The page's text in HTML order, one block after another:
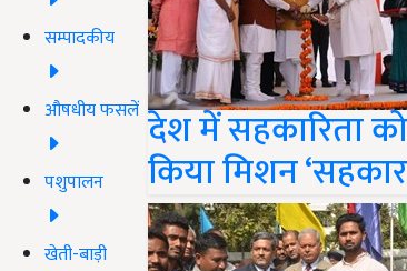
सम्पादकीय
औषधीय फसलें
पशुपालन
खेती-बाड़ी
देश में सहकारिता
किया मिशन